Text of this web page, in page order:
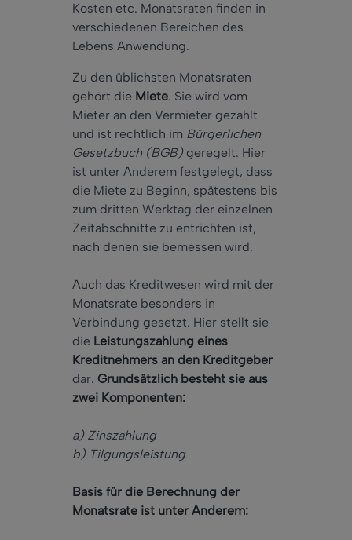
Kosten etc. Monatsraten finden in
verschiedenen Bereichen des
Lebens Anwendung.
Zu den üblichsten Monatsraten
gehört die Miete. Sie wird vom
Mieter an den Vermieter gezahlt
und ist rechtlich im Bürgerlichen
Gesetzbuch (BGB) geregelt. Hier
ist unter Anderem festgelegt, dass
die Miete zu Beginn, spätestens bis
zum dritten Werktag der einzelnen
Zeitabschnitte zu entrichten ist,
nach denen sie bemessen wird.
Auch das Kreditwesen wird mit der
Monatsrate besonders in
Verbindung gesetzt. Hier stellt sie
die Leistungszahlung eines
Kreditnehmers an den Kreditgeber
dar. Grundsätzlich besteht sie aus
zwei Komponenten:
a) Zinszahlung
b) Tilgungsleistung
Basis für die Berechnung der
Monatsrate ist unter Anderem: